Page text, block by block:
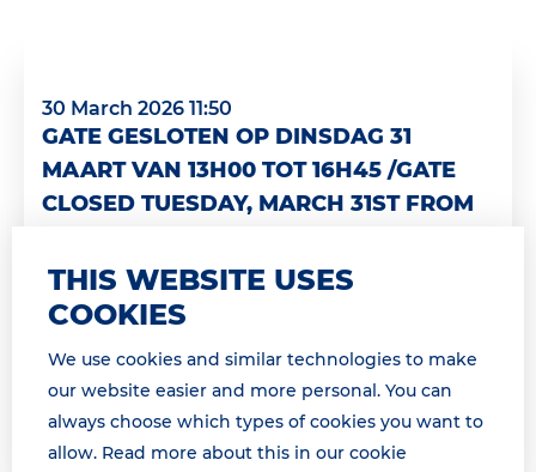
30 March 2026 11:50
GATE GESLOTEN OP DINSDAG 31
MAART VAN 13H00 TOT 16H45 /GATE
CLOSED TUESDAY, MARCH 31ST FROM
Geachte relatie, Landzijdige operatie morgen
onderbroken van 14h00 tot 16h45 Dinsdag 31 maart
mogelijk a.g.v. een vakb...
Lees meer
THIS WEBSITE USES
COOKIES
We use cookies and similar technologies to make
our website easier and more personal. You can
always choose which types of cookies you want to
allow. Read more about this in our cookie